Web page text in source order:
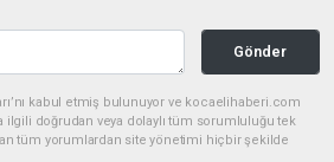
Gönder
kabul etmiş bulunuyor ve kocaelihaberi.com
ilgili doğrudan veya dolaylı tüm sorumluluğu tek
tüm yorumlardan site yönetimi hiçbir şekilde